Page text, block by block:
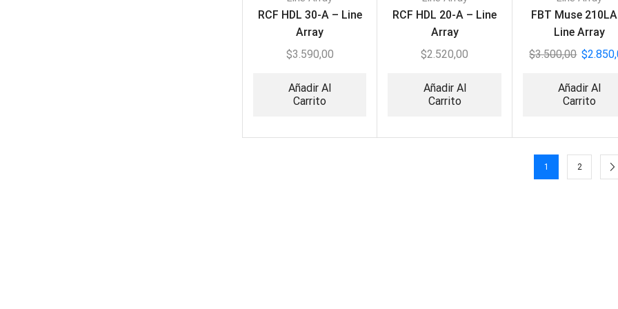
RCF HDL 30-A – Line
Array
$3.590,00
Añadir Al
Carrito
RCF HDL 20-A – Line
Array
$2.520,00
Añadir Al
Carrito
FBT Muse
Line Array
$3.500,00 $
Añadir Al
Carrito
1 2